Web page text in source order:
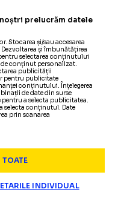
prelucrăm datele
Stocarea și/sau accesarea
și îmbunătățirea
selectarea conținutului
conținut personalizat.
publicității
pentru publicitate
conținutului. Înțelegerea
de date din surse
a selecta publicitatea.
selecta conținutul. Date
prin scanarea
TOATE
INDIVIDUAL